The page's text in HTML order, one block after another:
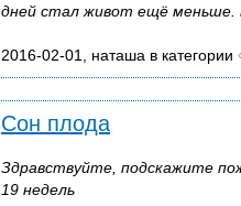
дней стал живот ещё меньше.
2016-02-01, наташа в категории
Сон плода
Здравствуйте, подскажите
19 недель